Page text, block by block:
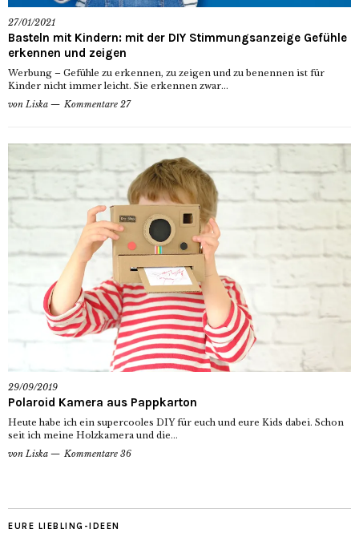
27/01/2021
Basteln mit Kindern: mit der DIY Stimmungsanzeige Gefühle
erkennen und zeigen
Werbung – Gefühle zu erkennen, zu zeigen und zu benennen ist für
Kinder nicht immer leicht. Sie erkennen zwar...
von Liska Kommentare 27
29/09/2019
Polaroid Kamera aus Pappkarton
Heute habe ich ein supercooles DIY für euch und eure Kids dabei. Schon
seit ich meine Holzkamera und die...
von Liska Kommentare 36
EURE LIEBLING-IDEEN